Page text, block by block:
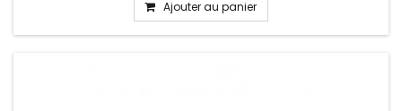
Ajouter au panier